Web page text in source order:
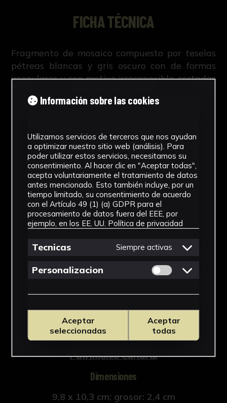
FICHA TÉCNICA
Fragmento de mosaico compuesto por teselas
pétreas blancas y gris oscuro con de formas
irregulares y con motivo irreconocible, cortadas
parte de la cama de mortero.
NºCatálogo
CAUS-0549
Tipología
Arqueología
Laboratorio de Investigación
Patrimonio Cultural
Dimensiones
9,8 x 10,3 cm; grosor: 2,4 cm
Información sobre las cookies
Utilizamos servicios de terceros que nos ayudan
a optimizar nuestro sitio web (análisis). Para
poder utilizar estos servicios, necesitamos su
consentimiento. Al hacer clic en "Aceptar todas",
acepta voluntariamente el tratamiento de datos
antes mencionado. Esto también incluye, por un
tiempo limitado, su consentimiento de acuerdo
con el Artículo 49 (1) (a) GDPR para el
procesamiento de datos fuera del EEE, por
ejemplo, en los EE. UU. Política de privacidad
Tecnicas Siempre activas
Personalizacion Permitir cookies
Aceptar
seleccionadas
Aceptar
todas